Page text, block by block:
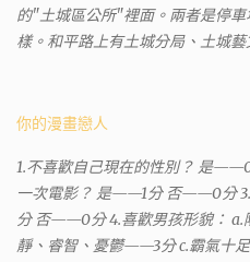
的"土城區公所"裡面。兩者是停
樣。和平路上有土城分局、土城藝
沒有正式的地政事務所，只有地政
到以後還真嚇了一跳，這一看就
有問題的幽靈合約恐怕還調不到
會去調閱這些資料。因為沒把握每
案牘勞形中，會願意為了這種小
你的漫畫戀人
1.不喜歡自己現在的性別？ 是
一次電影？ 是——1分 否——0分
分 否——0分 4.喜歡男孩形貌：
靜、睿智、憂鬱——3分 c.霸氣十